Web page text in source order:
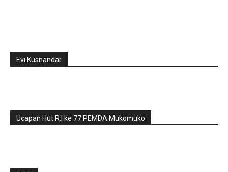
Evi Kusnandar
Ucapan Hut R.I ke 77 PEMDA Mukomuko